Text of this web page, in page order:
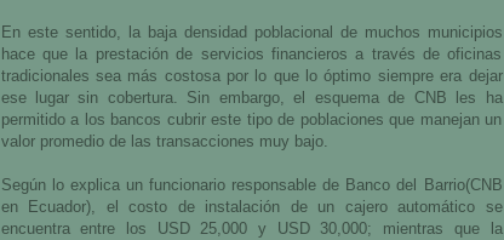
En este sentido, la baja densidad poblacional de muchos municipios
hace que la prestación de servicios financieros a través de oficinas
tradicionales sea más costosa por lo que lo óptimo siempre era dejar
ese lugar sin cobertura. Sin embargo, el esquema de CNB les ha
permitido a los bancos cubrir este tipo de poblaciones que manejan un
valor promedio de las transacciones muy bajo.
Según lo explica un funcionario responsable de Banco del Barrio(CNB
en Ecuador), el costo de instalación de un cajero automático se
encuentra entre los USD 25,000 y USD 30,000; mientras que la